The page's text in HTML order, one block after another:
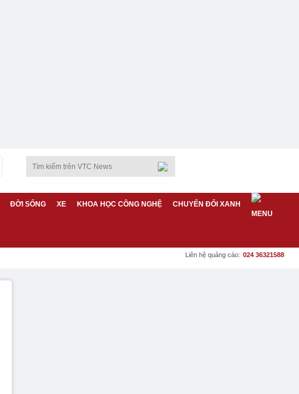
ĐỜI SỐNG XE KHOA HỌC CÔNG NGHỆ CHUYỂN ĐỔI XANH
Liên hệ quảng cáo: 024 36321588